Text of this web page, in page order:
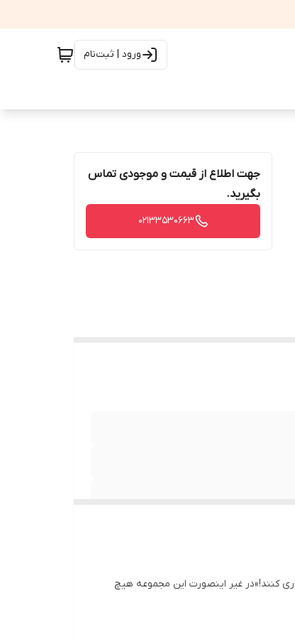
ورود | ثبت‌نام
جهت اطلاع از قیمت و موجودی تماس
بگیرید.
02133530663
کنند!»در غیر اینصورت این مجموعه هیچ